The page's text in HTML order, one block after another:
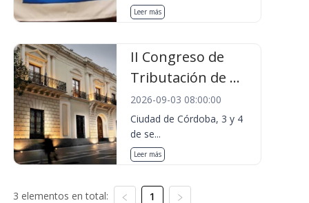
Leer más
II Congreso de
Tributación de ...
2026-09-03 08:00:00
Ciudad de Córdoba, 3 y 4
de se...
Leer más
3 elementos en total: 1